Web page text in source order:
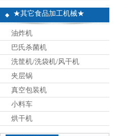
★其它食品加工机械★
油炸机
巴氏杀菌机
洗筐机/洗袋机/风干机
夹层锅
真空包装机
小料车
烘干机